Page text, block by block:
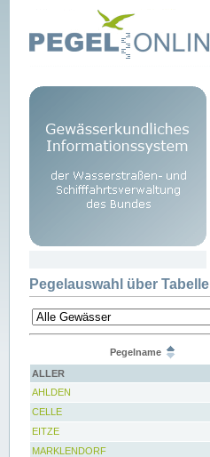
Pegelauswahl über Tabelle
Pegelname
ALLER
AHLDEN
CELLE
EITZE
MARKLENDORF